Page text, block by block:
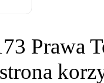
Prawa